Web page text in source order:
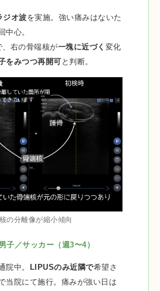
ジオ波を実施。強い痛みはないた
中心。
、右の骨端核が一塊に近づく 変化
をみつつ再開可 と判断。
の分離像が縮小傾向
子／サッカー（週3〜4）
院中。 LIPUSのみ近隣で希望さ
当院にて施行。痛みが強い日は